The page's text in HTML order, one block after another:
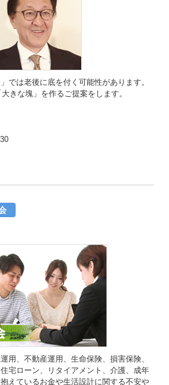
では老後に底を付く可能性があります。
きな塊」を作るご提案をします。
用、不動産運用、生命保険、損害保険、
宅ローン、リタイアメント、介護、成年
えているお金や生活設計に関する不安や